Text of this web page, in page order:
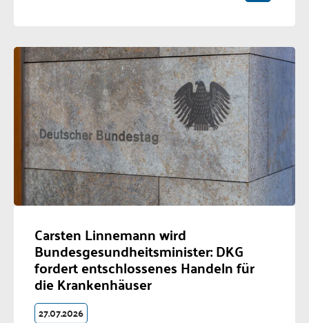
Carsten Linnemann wird
Bundesgesundheitsminister: DKG
fordert entschlossenes Handeln für
die Krankenhäuser
27.07.2026